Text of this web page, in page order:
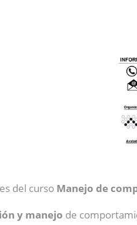
del curso Manejo de
y manejo de